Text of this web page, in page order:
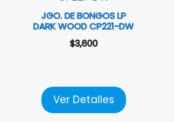
JGO. DE BONGOS LP
DARK WOOD CP221-DW
$3,600
Ver Detalles